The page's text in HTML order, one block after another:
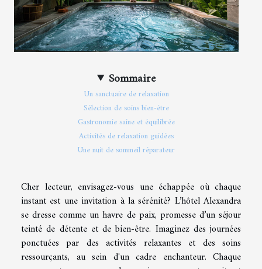
Sommaire
Un sanctuaire de relaxation
Sélection de soins bien-être
Gastronomie saine et équilibrée
Activités de relaxation guidées
Une nuit de sommeil réparateur
Cher lecteur, envisagez-vous une échappée où chaque
instant est une invitation à la sérénité? L’hôtel Alexandra
se dresse comme un havre de paix, promesse d’un séjour
teinté de détente et de bien-être. Imaginez des journées
ponctuées par des activités relaxantes et des soins
ressourçants, au sein d'un cadre enchanteur. Chaque